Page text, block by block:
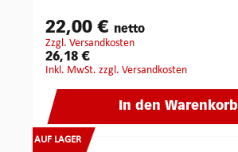
22,00 € netto
zzgl. Versandkosten
26,18 €
inkl. MwSt. zzgl. Versandkosten
In den Warenkorb
AUF LAGER